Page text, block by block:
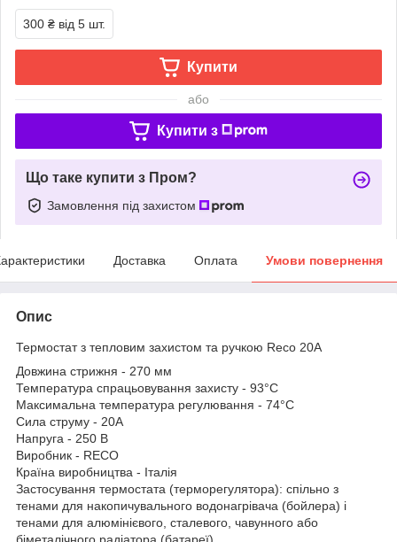
300 ₴ від 5 шт.
Купити
або
Купити з
Що таке купити з Пром?
Замовлення під захистом
Доставка Оплата Умови повернення
Опис
Термостат з тепловим захистом та ручкою Reco 20A
Довжина стрижня - 270 мм
Температура спрацьовування захисту - 93°C
Максимальна температура регулювання - 74°C
Сила струму - 20А
Напруга - 250 В
Виробник - RECO
Країна виробництва - Італія
Застосування термостата (терморегулятора): спільно з
тенами для накопичувального водонагрівача (бойлера) і
тенами для алюмінієвого, сталевого, чавунного або